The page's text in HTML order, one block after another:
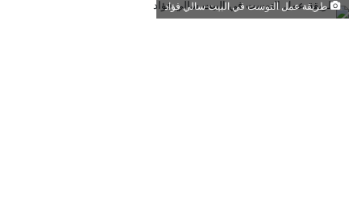
طريقة عمل التوست في البيت سالي فؤاد